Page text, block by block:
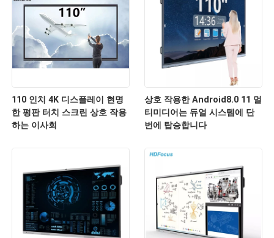
110 인치 4K 디스플레이 현명
한 평판 터치 스크린 상호 작용
하는 이사회
상호 작용한 Android8.0 11 멀
티미디어는 듀얼 시스템에 단
번에 탑승합니다